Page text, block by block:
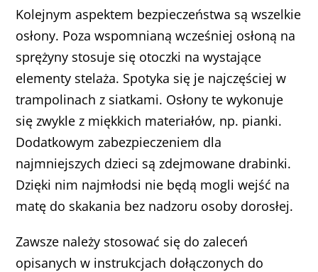
Kolejnym aspektem bezpieczeństwa są wszelkie
osłony. Poza wspomnianą wcześniej osłoną na
sprężyny stosuje się otoczki na wystające
elementy stelaża. Spotyka się je najczęściej w
trampolinach z siatkami. Osłony te wykonuje
się zwykle z miękkich materiałów, np. pianki.
Dodatkowym zabezpieczeniem dla
najmniejszych dzieci są zdejmowane drabinki.
Dzięki nim najmłodsi nie będą mogli wejść na
matę do skakania bez nadzoru osoby dorosłej.
Zawsze należy stosować się do zaleceń
opisanych w instrukcjach dołączonych do